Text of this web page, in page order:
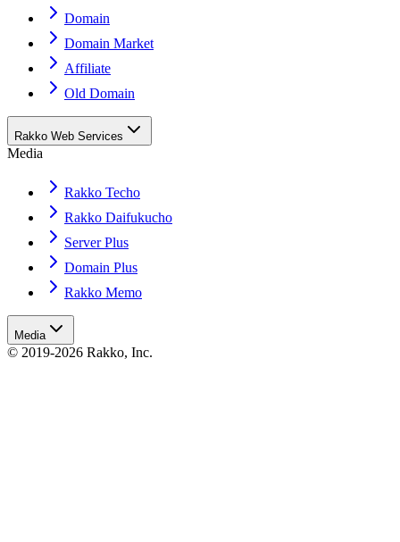
Domain
Domain Market
Affiliate
Old Domain
Rakko Web Services
Media
Rakko Techo
Rakko Daifukucho
Server Plus
Domain Plus
Rakko Memo
Media
© 2019-2026 Rakko, Inc.